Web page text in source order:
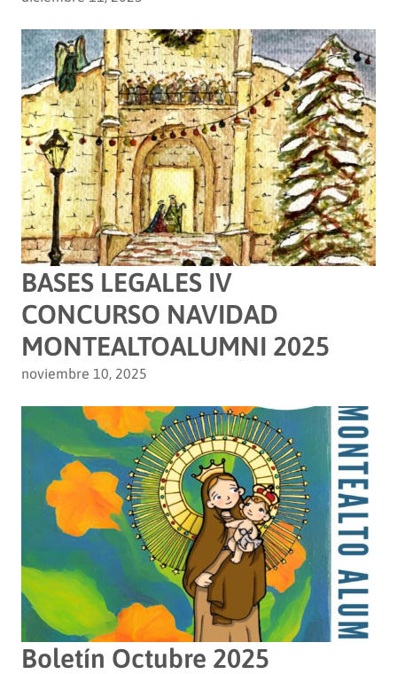
BASES LEGALES IV
CONCURSO NAVIDAD
MONTEALTOALUMNI 2025
noviembre 10, 2025
Boletín Octubre 2025